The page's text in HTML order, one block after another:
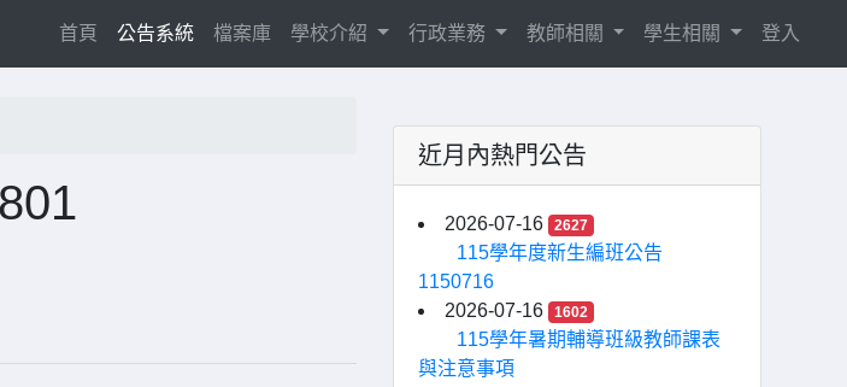
首頁 (current)
公告系統 檔案庫 學校介紹 行政業務 教師相關 學生相關 登入
近月內熱門公告
2026-07-16 2627
115學年度新生編班公告
1150716
2026-07-16
1602
115學年暑期輔導班級教師課表
與注意事項